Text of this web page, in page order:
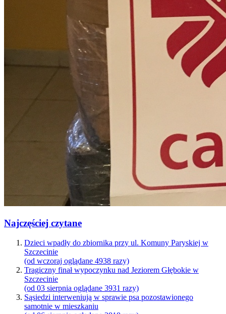
Najczęściej czytane
Dzieci wpadły do zbiornika przy ul. Komuny Paryskiej w
Szczecinie
(od wczoraj oglądane 4938 razy)
Tragiczny finał wypoczynku nad Jeziorem Głębokie w
Szczecinie
(od 03 sierpnia oglądane 3931 razy)
Sąsiedzi interweniują w sprawie psa pozostawionego
samotnie w mieszkaniu